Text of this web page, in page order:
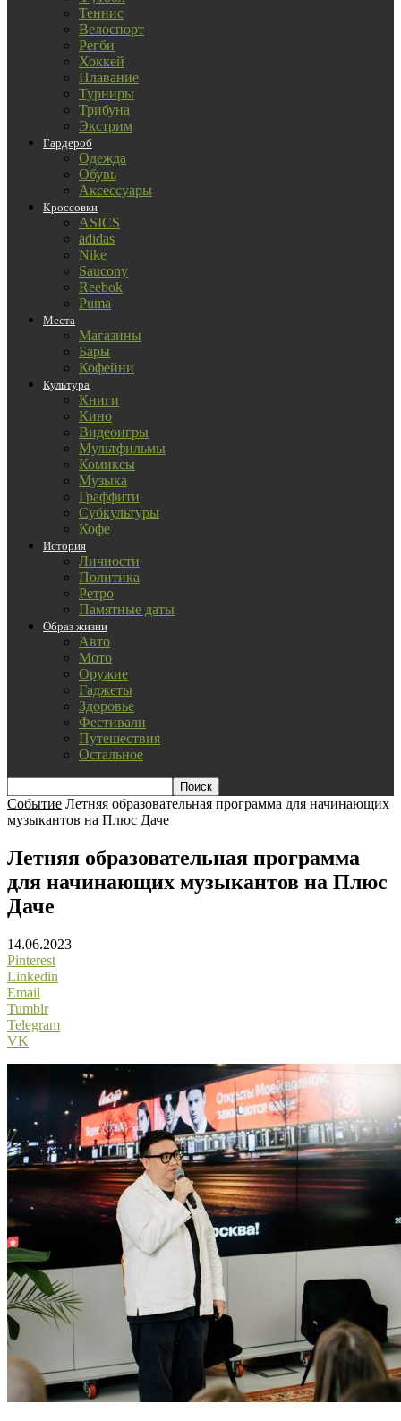
Теннис
Велоспорт
Регби
Хоккей
Плавание
Турниры
Трибуна
Экстрим
Гардероб
Одежда
Обувь
Аксессуары
Кроссовки
ASICS
adidas
Nike
Saucony
Reebok
Puma
Места
Магазины
Бары
Кофейни
Культура
Книги
Кино
Видеоигры
Мультфильмы
Комиксы
Музыка
Граффити
Субкультуры
Кофе
История
Личности
Политика
Ретро
Памятные даты
Образ жизни
Авто
Мото
Оружие
Гаджеты
Здоровье
Фестивали
Путешествия
Остальное
Событие Летняя образовательная программа для начинающих
музыкантов на Плюс Даче
Летняя образовательная программа
для начинающих музыкантов на Плюс
Даче
14.06.2023
Pinterest
Linkedin
Email
Tumblr
Telegram
VK